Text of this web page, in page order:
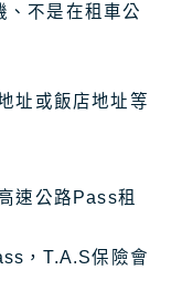
不是在租車公
址或飯店地址等
速公路Pass租
，T.A.S保險會